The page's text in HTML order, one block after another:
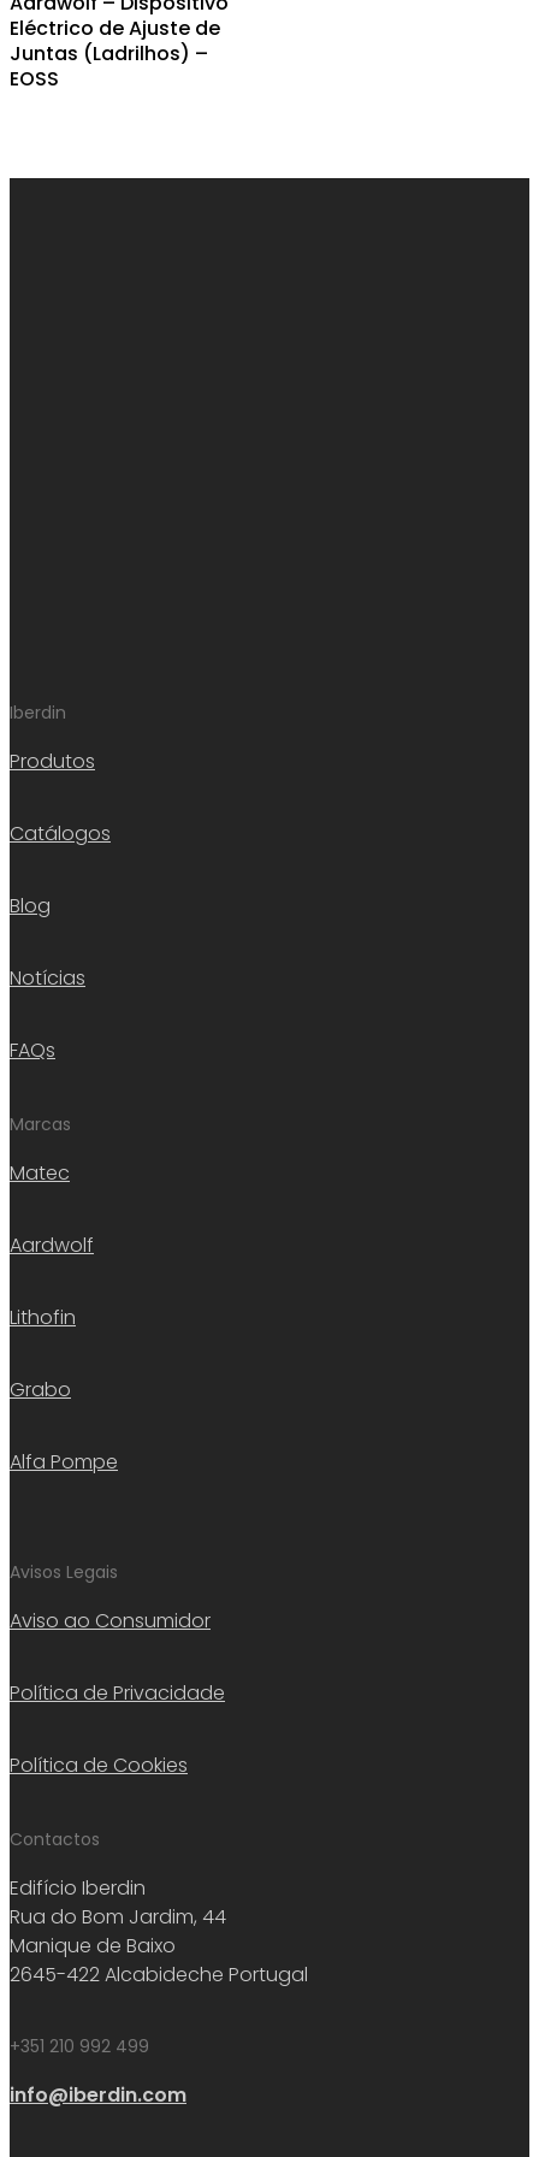
Eléctrico de Ajuste de
Juntas (Ladrilhos) –
EOSS
Iberdin
Produtos
Catálogos
Blog
Notícias
FAQs
Marcas
Matec
Aardwolf
Lithofin
Grabo
Alfa Pompe
Avisos Legais
Aviso ao Consumidor
Política de Privacidade
Política de Cookies
Contactos
Edifício Iberdin
Rua do Bom Jardim, 44
Manique de Baixo
2645-422 Alcabideche Portugal
+351 210 992 499
info@iberdin.com